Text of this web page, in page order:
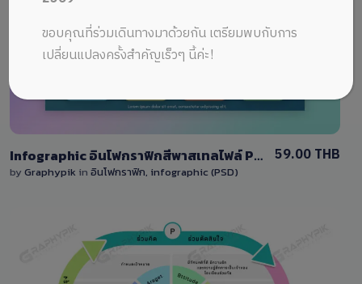
0 Sale
Infographic อินโฟกราฟิกสีพาสเทลไฟล์ Photoshop (PSD)
by Graphypik in อินโฟกราฟิก, infographic (PSD)
59.00 THB
ขอบคุณที่ร่วมเดินทางมาด้วยกัน เตรียมพบกับการ
เปลี่ยนแปลงครั้งสำคัญเร็วๆ นี้ค่ะ!